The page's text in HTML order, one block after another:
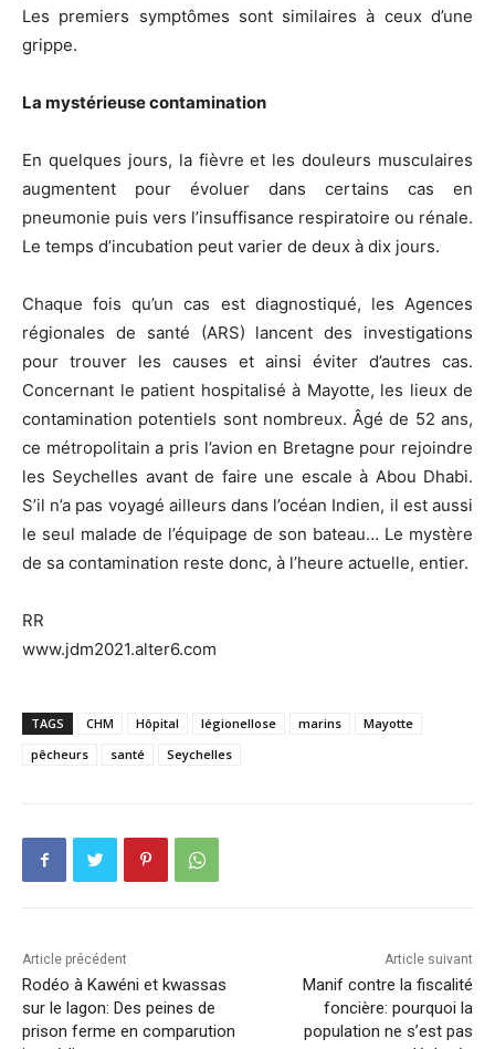
Les premiers symptômes sont similaires à ceux d’une
grippe.
La mystérieuse contamination
En quelques jours, la fièvre et les douleurs musculaires
augmentent pour évoluer dans certains cas en
pneumonie puis vers l’insuffisance respiratoire ou rénale.
Le temps d’incubation peut varier de deux à dix jours.
Chaque fois qu’un cas est diagnostiqué, les Agences
régionales de santé (ARS) lancent des investigations
pour trouver les causes et ainsi éviter d’autres cas.
Concernant le patient hospitalisé à Mayotte, les lieux de
contamination potentiels sont nombreux. Âgé de 52 ans,
ce métropolitain a pris l’avion en Bretagne pour rejoindre
les Seychelles avant de faire une escale à Abou Dhabi.
S’il n’a pas voyagé ailleurs dans l’océan Indien, il est aussi
le seul malade de l’équipage de son bateau… Le mystère
de sa contamination reste donc, à l’heure actuelle, entier.
RR
www.jdm2021.alter6.com
TAGS CHM Hôpital légionellose marins
Mayotte
pêcheurs
santé Seychelles
Article précédent
Rodéo à Kawéni et kwassas
sur le lagon: Des peines de
prison ferme en comparution
Article suivant
Manif contre la fiscalité
foncière: pourquoi la
population ne s’est pas